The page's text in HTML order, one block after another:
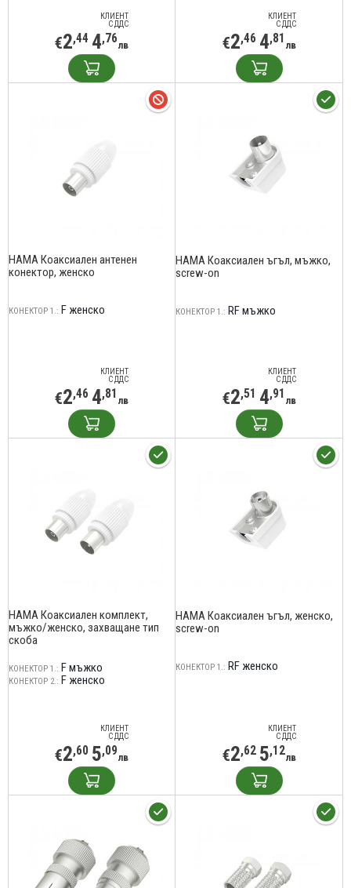
КЛИЕНТ
С ДДС
€2,44 4,76лв
КЛИЕНТ
С ДДС
€2,46 4,81 лв
HAMA Коаксиален антенен
конектор, женско
КОНЕКТОР 1.: F женско
КЛИЕНТ
С ДДС
€2,46 4,81 лв
HAMA Коаксиален ъгъл, мъжко,
screw-on
КОНЕКТОР 1.: RF мъжко
КЛИЕНТ
С ДДС
€2,51 4,91 лв
HAMA Коаксиален комплект,
мъжко/женско, захващане тип
скоба
КОНЕКТОР 1.: F мъжко
КОНЕКТОР 2.: F женско
КЛИЕНТ
С ДДС
€2,60 5,09лв
HAMA Коаксиален ъгъл, женско,
screw-on
КОНЕКТОР 1.: RF женско
КЛИЕНТ
С ДДС
€2,62 5,12лв